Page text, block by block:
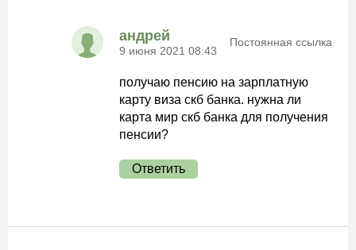
андрей
9 июня 2021 08:43
Постоянная ссылка
получаю пенсию на зарплатную
карту виза скб банка. нужна ли
карта мир скб банка для получения
пенсии?
Ответить